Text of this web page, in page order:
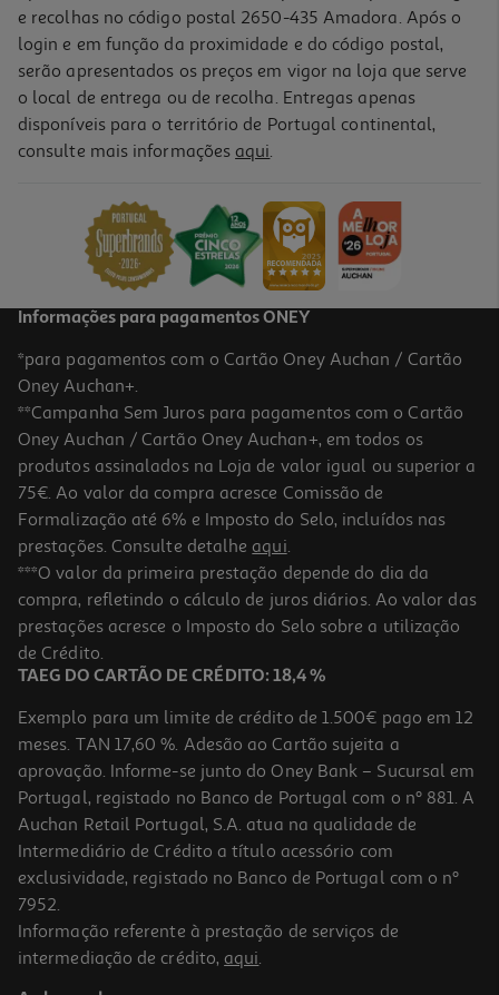
Tinta Acrílica Auchan Vermelha 120ml
Tinta Acrílica Auchan Verde 120ml
2.19 €/un
2,19 €
Tinta Acrílica Auchan Castanho 120ml
e recolhas no código postal 2650-435 Amadora. Após o
login e em função da proximidade e do código postal,
serão apresentados os preços em vigor na loja que serve
o local de entrega ou de recolha. Entregas apenas
disponíveis para o território de Portugal continental,
consulte mais informações aqui.
Informações para pagamentos ONEY
*para pagamentos com o Cartão Oney Auchan / Cartão
Oney Auchan+.
**Campanha Sem Juros para pagamentos com o Cartão
Oney Auchan / Cartão Oney Auchan+, em todos os
produtos assinalados na Loja de valor igual ou superior a
75€. Ao valor da compra acresce Comissão de
Formalização até 6% e Imposto do Selo, incluídos nas
prestações. Consulte detalhe aqui.
***O valor da primeira prestação depende do dia da
compra, refletindo o cálculo de juros diários. Ao valor das
prestações acresce o Imposto do Selo sobre a utilização
de Crédito.
TAEG DO CARTÃO DE CRÉDITO: 18,4 %
Exemplo para um limite de crédito de 1.500€ pago em 12
meses. TAN 17,60 %. Adesão ao Cartão sujeita a
aprovação. Informe-se junto do Oney Bank – Sucursal em
Portugal, registado no Banco de Portugal com o nº 881. A
Auchan Retail Portugal, S.A. atua na qualidade de
Intermediário de Crédito a título acessório com
exclusividade, registado no Banco de Portugal com o nº
7952.
Informação referente à prestação de serviços de
intermediação de crédito, aqui.